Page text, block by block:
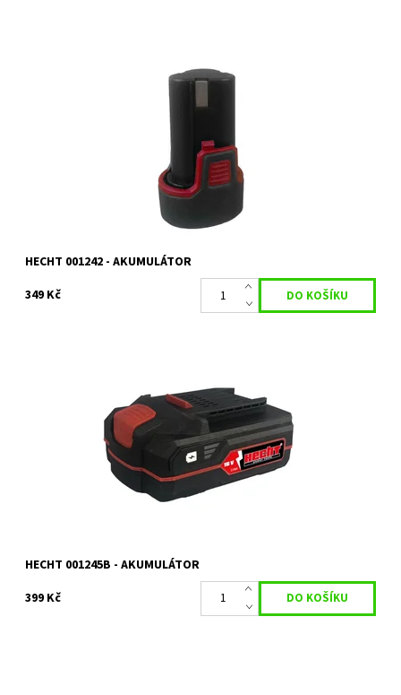
Li-ion akumulátor 12 V s kapacitou 1,5 Ah. Určeno pro HECHT 1242
Objednáno
HECHT 001242 - AKUMULÁTOR
349 Kč
Skladem 1 ks
19358
HECHT 001245B - AKUMULÁTOR
399 Kč